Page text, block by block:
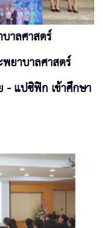
าลศาสตร์
ยาบาลศาสตร์
- แปซิฟิก เข้าศึกษา